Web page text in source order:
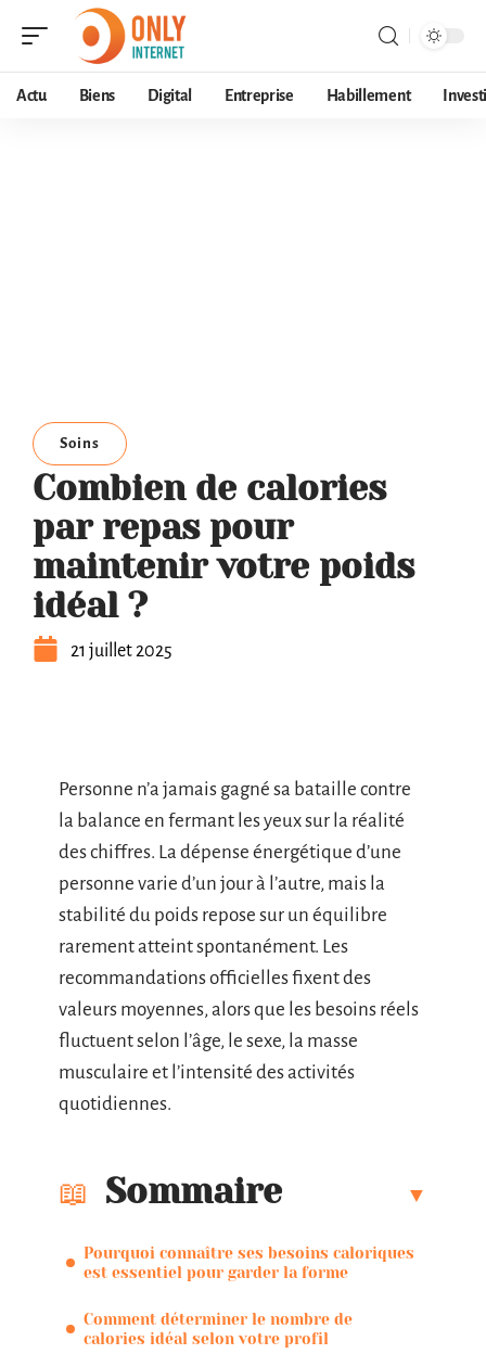
Actu Biens Digital Entreprise Habillement
Soins
Combien de calories
par repas pour
maintenir votre poids
idéal ?
21 juillet 2025
Personne n’a jamais gagné sa bataille contre
la balance en fermant les yeux sur la réalité
des chiffres. La dépense énergétique d’une
personne varie d’un jour à l’autre, mais la
stabilité du poids repose sur un équilibre
rarement atteint spontanément. Les
recommandations officielles fixent des
valeurs moyennes, alors que les besoins réels
fluctuent selon l’âge, le sexe, la masse
musculaire et l’intensité des activités
quotidiennes.
Sommaire
Pourquoi connaître ses besoins caloriques
est essentiel pour garder la forme
Comment déterminer le nombre de
calories idéal selon votre profil